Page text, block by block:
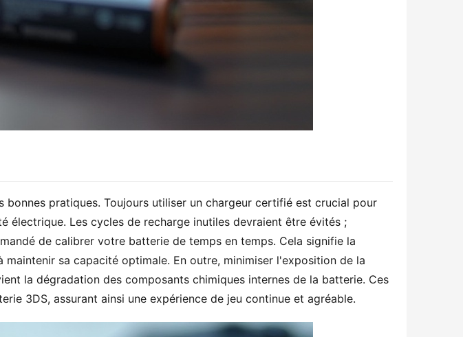
pratiques. Toujours utiliser un chargeur certifié est crucial pour
électrique. Les cycles de recharge inutiles devraient être évités ;
de calibrer votre batterie de temps en temps. Cela signifie la
sa capacité optimale. En outre, minimiser l'exposition de la
la dégradation des composants chimiques internes de la batterie. Ces
3DS, assurant ainsi une expérience de jeu continue et agréable.